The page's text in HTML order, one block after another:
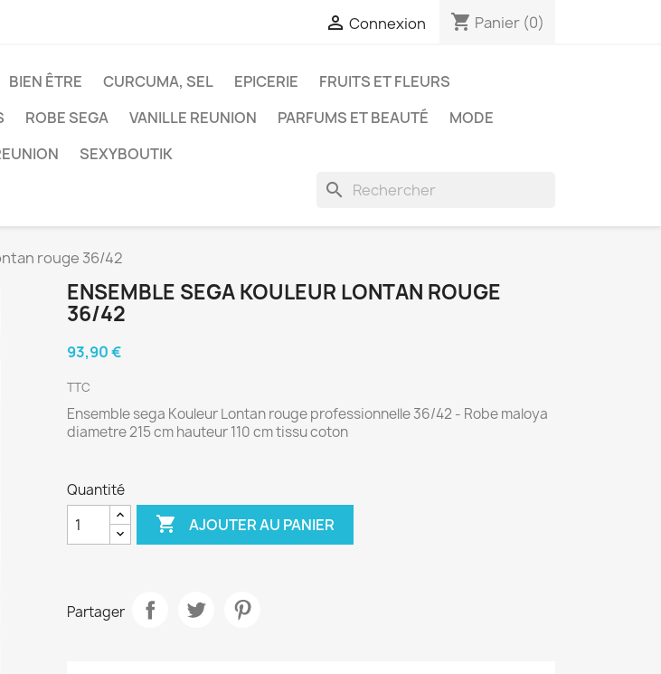
 Connexion shopping_cart Panier (0)
BIEN ÊTRE CURCUMA, SEL EPICERIE
FRUITS ET FLEURS
ROBE SEGA VANILLE REUNION PARFUMS ET BEAUTÉ
MODE
SEXYBOUTIK
search
rouge 36/42
ENSEMBLE SEGA KOULEUR LONTAN ROUGE
36/42
93,90 €
TTC
Ensemble sega Kouleur Lontan rouge professionnelle 36/42 - Robe maloya
diametre 215 cm hauteur 110 cm tissu coton
Quantité
 AJOUTER AU PANIER
Partager